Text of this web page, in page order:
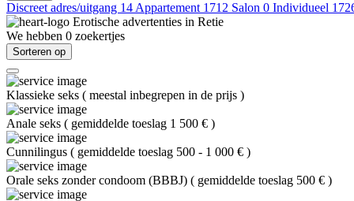
Discreet adres/uitgang 14 Appartement 1712 Salon 0 Individueel
Erotische advertenties in Retie
We hebben 0 zoekertjes
Sorteren op
Klassieke seks ( meestal inbegrepen in de prijs )
Anale seks ( gemiddelde toeslag 1 500 € )
Cunnilingus ( gemiddelde toeslag 500 - 1 000 € )
Orale seks zonder condoom (BBBJ) ( gemiddelde toeslag 500 € )